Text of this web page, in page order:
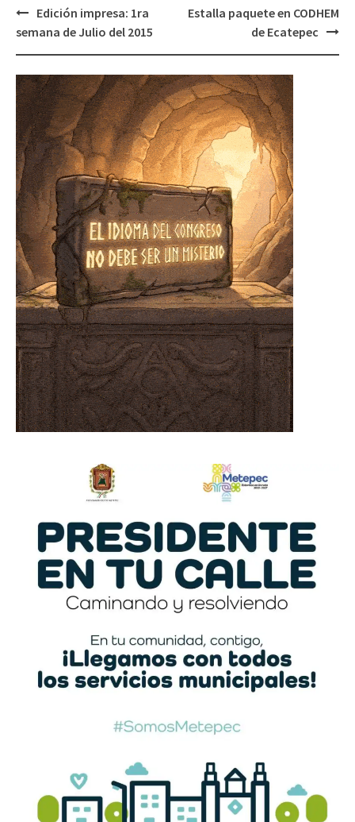
Post
navigation
Edición impresa: 1ra
semana de Julio del 2015
Estalla paquete en CODHEM
de Ecatepec